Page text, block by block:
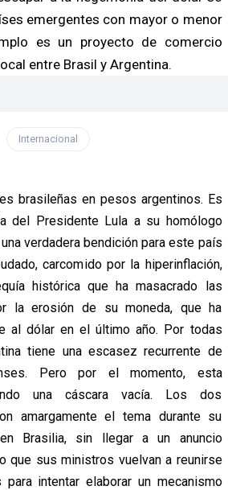
emergentes con mayor o menor
es un proyecto de comercio
entre Brasil y Argentina.
Internacional
brasileñas en pesos argentinos. Es
del Presidente Lula a su homólogo
verdadera bendición para este país
carcomido por la hiperinflación,
histórica que ha masacrado las
la erosión de su moneda, que ha
al dólar en el último año. Por todas
tiene una escasez recurrente de
Pero por el momento, esta
una cáscara vacía. Los dos
amargamente el tema durante su
Brasilia, sin llegar a un anuncio
que sus ministros vuelvan a reunirse
intentar elaborar un mecanismo